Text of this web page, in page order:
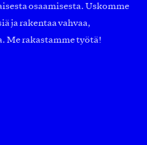
osaamisesta. Uskomme
ja rakentaa vahvaa,
Me rakastamme työtä!